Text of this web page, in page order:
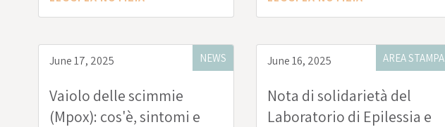
NEWS
June 17, 2025
Vaiolo delle scimmie
(Mpox): cos'è, sintomi e
AREA STAMPA
June 16, 2025
Nota di solidarietà del
Laboratorio di Epilessia e